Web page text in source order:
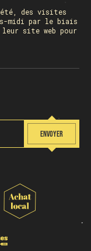
des visites
midi par le biais
leur site web pour
ENVOYER